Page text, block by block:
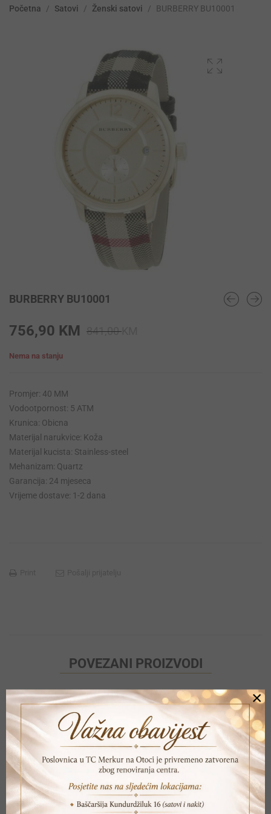
Početna / Satovi / Ženski satovi / BURBERRY BU10001
BURBERRY BU10001
841,00
756,90 KM
Nema na stanju
Promjer: 40 MM
Vodootpornost: 5 ATM
Krunica: Obicna
Materijal narukvice: Koža
Materijal kucista: Stainless-steel
Mehanizam: Quartz
Garancija: 24 mjeseca
Vrijeme dostave: 1-2 dana
POVEZANI PROIZVODI
×